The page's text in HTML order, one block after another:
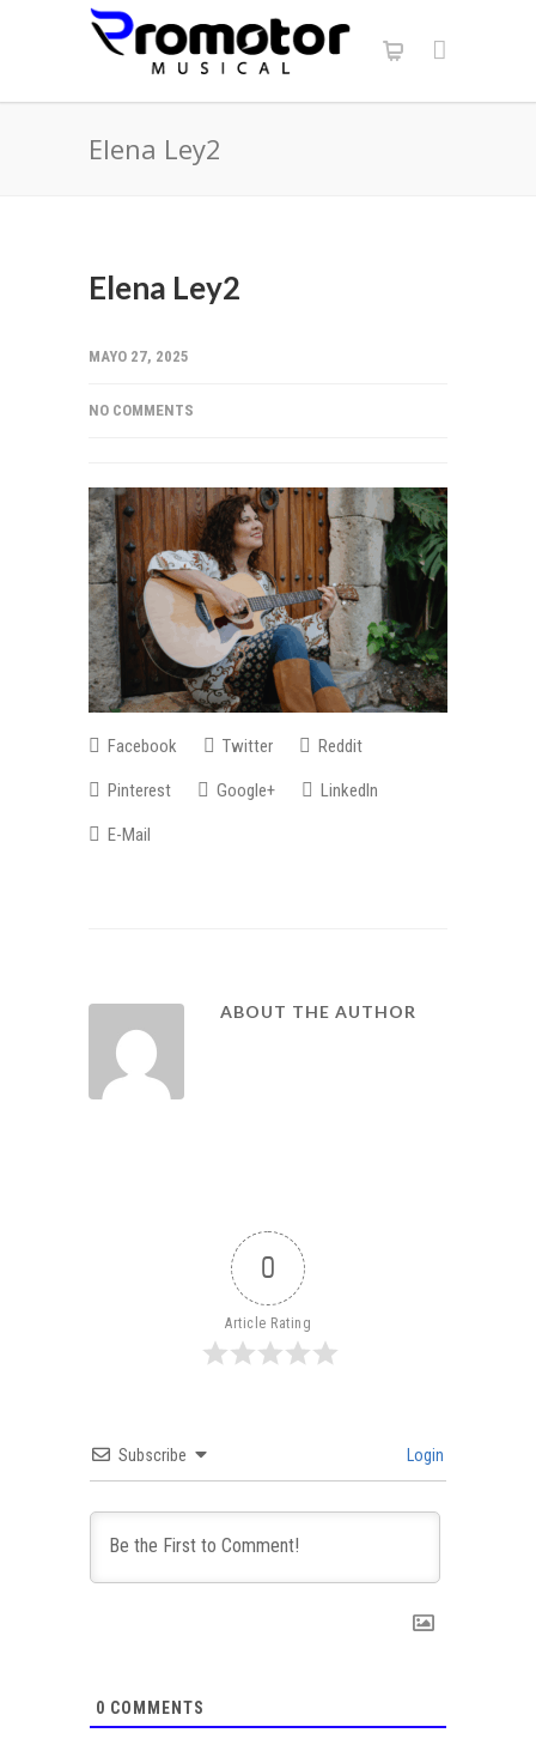
Elena Ley2
Elena Ley2
MAYO 27, 2025
NO COMMENTS
Facebook Twitter Reddit
Pinterest Google+ LinkedIn
E-Mail
ABOUT THE AUTHOR
0
Article Rating
Subscribe Login
0 COMMENTS